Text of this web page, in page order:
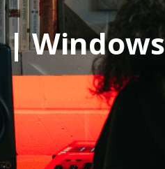
Windows